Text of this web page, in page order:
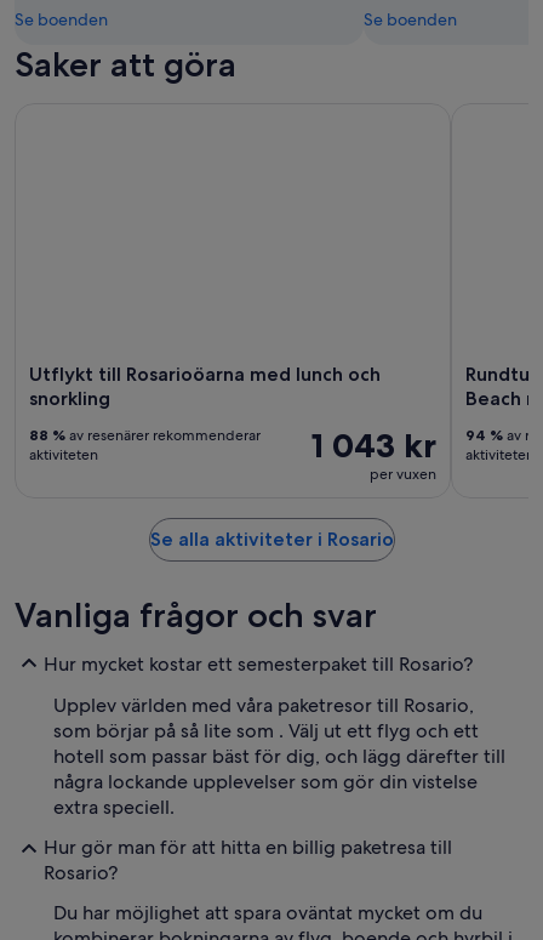
Se boenden
Se boenden
Saker att göra
Utflykt till Rosarioöarna med lunch och
snorkling
1 043 kr
per vuxen
88 % av resenärer rekommenderar
aktiviteten
Rundtur
Beach
94 % av
aktiviteten
Se alla aktiviteter i Rosario
Vanliga frågor och svar
Hur mycket kostar ett semesterpaket till Rosario?
Upplev världen med våra paketresor till Rosario,
som börjar på så lite som . Välj ut ett flyg och ett
hotell som passar bäst för dig, och lägg därefter till
några lockande upplevelser som gör din vistelse
extra speciell.
Hur gör man för att hitta en billig paketresa till
Rosario?
Du har möjlighet att spara oväntat mycket om du